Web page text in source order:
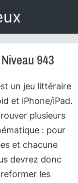
943
un jeu littéraire
et iPhone/iPad.
plusieurs
: pour
et chacune
devrez donc
les